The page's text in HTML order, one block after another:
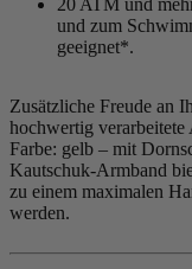
und zum
geeignet*.
Zusätzliche Freude an
hochwertig
Farbe: gelb – mit
Kautschuk-Armband
zu einem maximalen
werden.